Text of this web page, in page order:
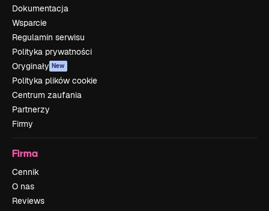
Dokumentacja
Wsparcie
Regulamin serwisu
Polityka prywatności
Oryginały New
Polityka plików cookie
Centrum zaufania
Partnerzy
Firmy
Firma
Cennik
O nas
Reviews